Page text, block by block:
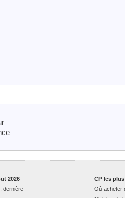
CP les
Où acheter
2026
dernière